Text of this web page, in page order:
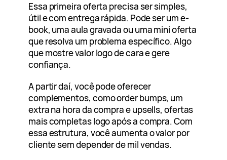
Essa primeira oferta precisa ser simples,
útil e com entrega rápida. Pode ser um e-
book, uma aula gravada ou uma mini oferta
que resolva um problema específico. Algo
que mostre valor logo de cara e gere
confiança.
A partir daí, você pode oferecer
complementos, como order bumps, um
extra na hora da compra e upsells, ofertas
mais completas logo após a compra. Com
essa estrutura, você aumenta o valor por
cliente sem depender de mil vendas.